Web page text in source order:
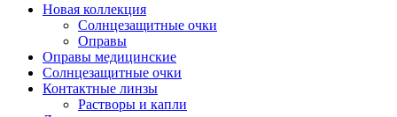
Новая коллекция
Солнцезащитные очки
Оправы
Оправы медицинские
Солнцезащитные очки
Контактные линзы
Растворы и капли